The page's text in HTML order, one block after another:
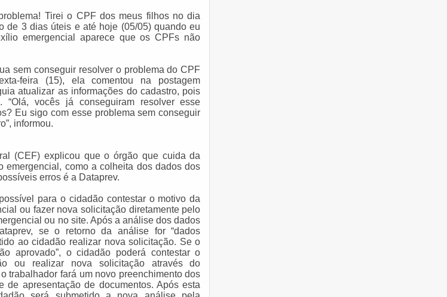
Tirei o CPF dos meus filhos no dia
de 3 dias úteis e até hoje (05/05) quando eu
emergencial aparece que os CPFs não
sem conseguir resolver o problema do CPF
feira (15), ela comentou na postagem
atualizar as informações do cadastro, pois
“Olá, vocês já conseguiram resolver esse
Eu sigo com esse problema sem conseguir
informou.
(CEF) explicou que o órgão que cuida da
emergencial, como a colheita dos dados dos
erros é a Dataprev.
para o cidadão contestar o motivo da
ou fazer nova solicitação diretamente pelo
ou no site. Após a análise dos dados
se o retorno da análise for “dados
ao cidadão realizar nova solicitação. Se o
aprovado”, o cidadão poderá contestar o
ou realizar nova solicitação através do
trabalhador fará um novo preenchimento dos
de apresentação de documentos. Após esta